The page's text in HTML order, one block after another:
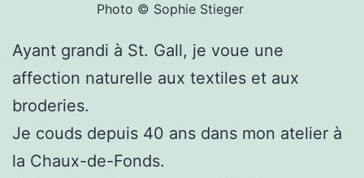
Photo © Sophie Stieger
Ayant grandi à St. Gall, je voue une
affection naturelle aux textiles et aux
broderies.
Je couds depuis 40 ans dans mon atelier à
la Chaux-de-Fonds.